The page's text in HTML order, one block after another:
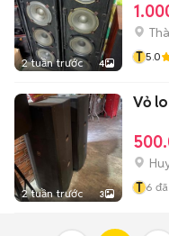
2 tuần trước 4
T 5.0
2 tuần trước 3
Vỏ
T 6